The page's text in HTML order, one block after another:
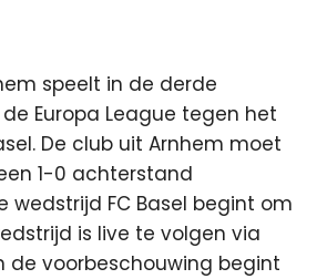
speelt in de derde
Europa League tegen het
De club uit Arnhem moet
1-0 achterstand
wedstrijd FC Basel begint om
is live te volgen via
de voorbeschouwing begint